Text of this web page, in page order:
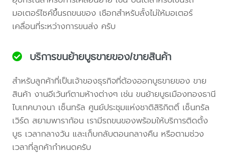
มอเตอร์ไซค์ขึ้นรถขนของ เชือกสำหรับลั้งไม่ให้มอเตอร์
เคลื่อนที่ระหว่างการขนส่ง ครับ
บริการขนย้ายบูธขายของ/ขายสินค้า
สำหรับลูกค้าที่เป็นเจ้าของธุรกิจที่ต้องออกบูธขายของ ขาย
สินค้า งานอีเว้นท์ตามห้างต่างๆ เช่น ขนย้ายบูธเมืองทองธานี
ไบเทคบางนา เซ็นทรัล ศูนย์ประชุมแห่งชาติสิริกิตติ์ เซ็นทรัล
เวิร์ด สยามพาราก้อน เรามีรถขนของพร้อมให้บริการติดตั้ง
บูธ เวลากลางวัน และเก็บกลับตอนกลางคืน หรือตามช่วง
เวลาที่ลูกค้ากำหนดครับ